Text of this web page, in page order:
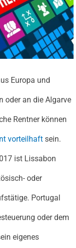
Europa und
oder an die Algarve
Rentner können
vorteilhaft sein.
ist Lissabon
oder
Portugal
oder dem
eigenes